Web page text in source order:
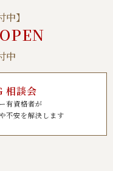
】
中
相談会
有資格者が
不安を解決します